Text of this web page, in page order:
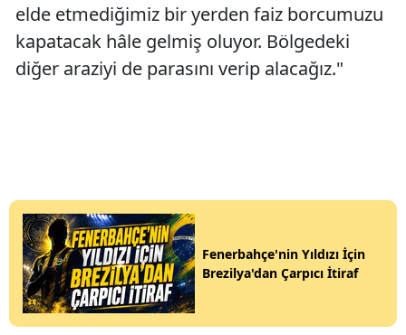
elde etmediğimiz bir yerden faiz borcumuzu
kapatacak hâle gelmiş oluyor. Bölgedeki
diğer araziyi de parasını verip alacağız."
Fenerbahçe'nin Yıldızı İçin
Brezilya'dan Çarpıcı İtiraf